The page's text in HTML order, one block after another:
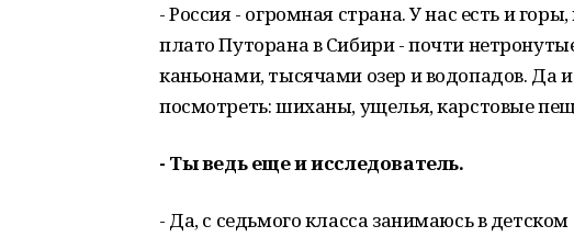
- Россия - огромная страна. У нас есть и
плато Путорана в Сибири - почти
каньонами, тысячами озер и водопадов. Да
посмотреть: шиханы, ущелья, карстовые
- Ты ведь еще и исследователь.
- Да, с седьмого класса занимаюсь в